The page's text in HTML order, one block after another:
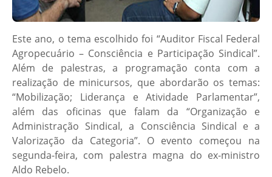
Este ano, o tema escolhido foi “Auditor Fiscal Federal
Agropecuário – Consciência e Participação Sindical”.
Além de palestras, a programação conta com a
realização de minicursos, que abordarão os temas:
“Mobilização; Liderança e Atividade Parlamentar”,
além das oficinas que falam da “Organização e
Administração Sindical, a Consciência Sindical e a
Valorização da Categoria”. O evento começou na
segunda-feira, com palestra magna do ex-ministro
Aldo Rebelo.